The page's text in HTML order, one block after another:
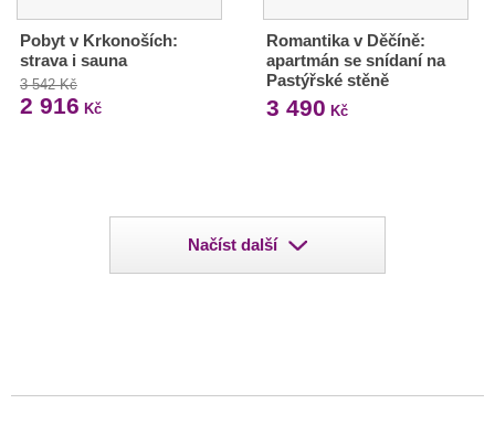
Pobyt v Krkonoších:
strava i sauna
3 542 Kč
2 916 Kč
Romantika v Děčíně:
apartmán se snídaní na
Pastýřské stěně
3 490 Kč
Načíst další